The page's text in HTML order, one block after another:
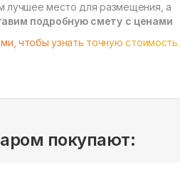
лучшее место для размещения, а
подробную смету с ценами
чтобы узнать точную стоимость.
покупают: